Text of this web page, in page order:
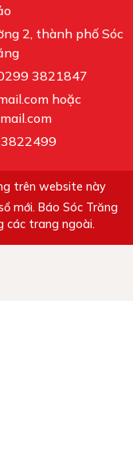
2, thành phố Sóc
3821847
hoặc
3822499
trên website này
mới. Báo Sóc Trăng
các trang ngoài.